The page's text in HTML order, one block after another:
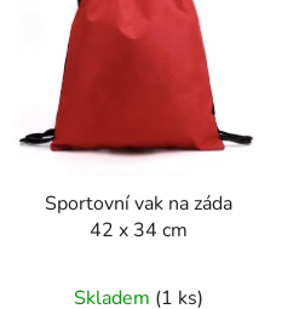
Sportovní vak na záda
42 x 34 cm
Skladem (1 ks)